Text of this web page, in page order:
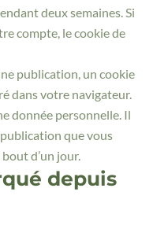
deux semaines. Si
compte, le cookie de
publication, un cookie
dans votre navigateur.
donnée personnelle. Il
que vous
d’un jour.
depuis